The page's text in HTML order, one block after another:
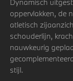
oppervlakken, de
atletisch
schouderlijn,
nauwkeurig
stijl.